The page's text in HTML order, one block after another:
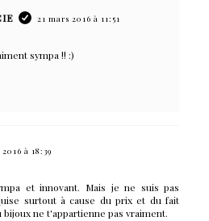
21 mars 2016 à 11:51
sympa !! :)
à 18:39
et innovant. Mais je ne suis pas
surtout à cause du prix et du fait
ne t'appartienne pas vraiment.